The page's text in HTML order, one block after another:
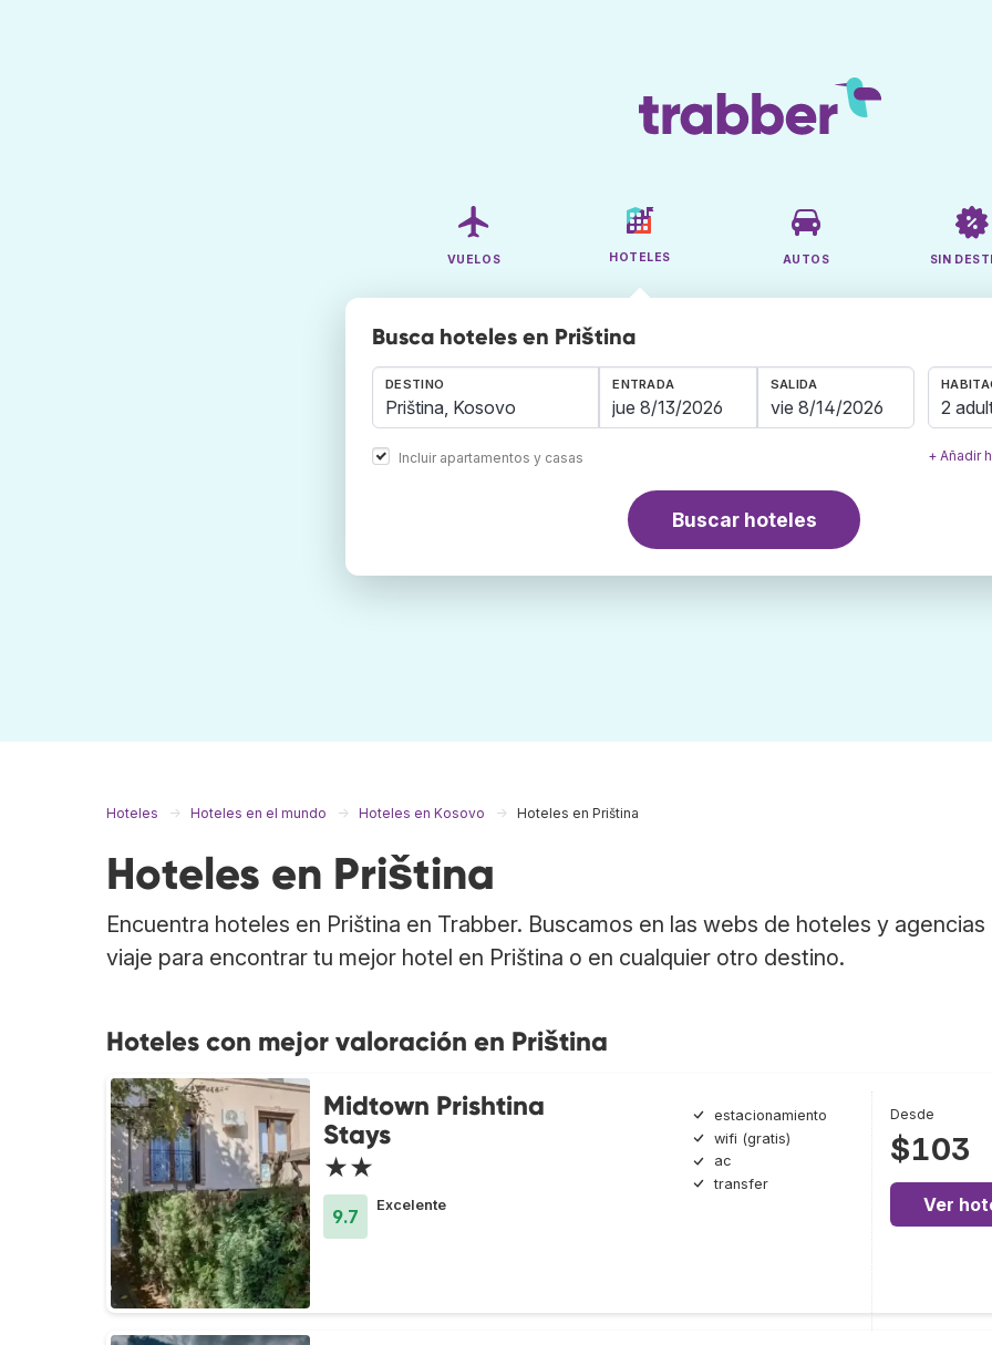
VUELOS HOTELES AUTOS SIN
Busca hoteles en Priština
DESTINO
Incluir apartamentos y casas
ENTRADA SALIDA
2
+ Añadir
Buscar hoteles
Hoteles Hoteles en el mundo Hoteles en Kosovo Hoteles en Priština
Hoteles en Priština
Encuentra hoteles en Priština en Trabber. Buscamos en las webs de hoteles y agencias
viaje para encontrar tu mejor hotel en Priština o en cualquier otro destino.
Hoteles con mejor valoración en Priština
Midtown Prishtina
Stays
★★
9.7
Excelente
estacionamiento
wifi (gratis)
ac
transfer
Desde
$103
Ver